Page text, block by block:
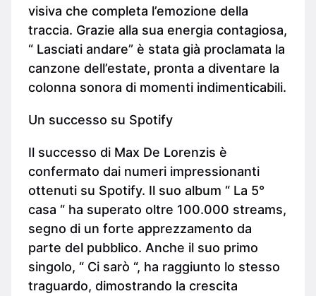
visiva che completa l’emozione della
traccia. Grazie alla sua energia contagiosa,
“ Lasciati andare” è stata già proclamata la
canzone dell’estate, pronta a diventare la
colonna sonora di momenti indimenticabili.
Un successo su Spotify
Il successo di Max De Lorenzis è
confermato dai numeri impressionanti
ottenuti su Spotify. Il suo album “ La 5°
casa “ ha superato oltre 100.000 streams,
segno di un forte apprezzamento da
parte del pubblico. Anche il suo primo
singolo, “ Ci sarò “, ha raggiunto lo stesso
traguardo, dimostrando la crescita